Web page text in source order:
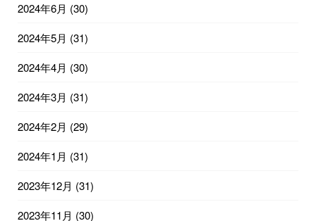
2024年6月 (30)
2024年5月 (31)
2024年4月 (30)
2024年3月 (31)
2024年2月 (29)
2024年1月 (31)
2023年12月 (31)
2023年11月 (30)